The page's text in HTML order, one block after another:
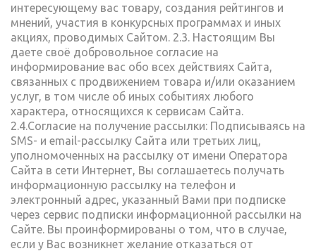
интересующему вас товару, создания рейтингов и
мнений, участия в конкурсных программах и иных
акциях, проводимых Сайтом. 2.3. Настоящим Вы
даете своё добровольное согласие на
информирование вас обо всех действиях Сайта,
связанных с продвижением товара и/или оказанием
услуг, в том числе об иных событиях любого
характера, относящихся к сервисам Сайта.
2.4.Согласие на получение рассылки: Подписываясь на
SMS- и email-рассылку Сайта или третьих лиц,
уполномоченных на рассылку от имени Оператора
Сайта в сети Интернет, Вы соглашаетесь получать
информационную рассылку на телефон и
электронный адрес, указанный Вами при подписке
через сервис подписки информационной рассылки на
Сайте. Вы проинформированы о том, что в случае,
если у Вас возникнет желание отказаться от